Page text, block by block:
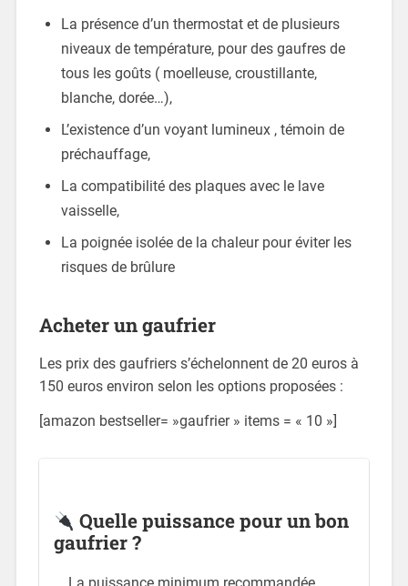
La présence d’un thermostat et de plusieurs
niveaux de température, pour des gaufres de
tous les goûts ( moelleuse, croustillante,
blanche, dorée…),
L’existence d’un voyant lumineux , témoin de
préchauffage,
La compatibilité des plaques avec le lave
vaisselle,
La poignée isolée de la chaleur pour éviter les
risques de brûlure
Acheter un gaufrier
Les prix des gaufriers s’échelonnent de 20 euros à
150 euros environ selon les options proposées :
[amazon bestseller= »gaufrier » items = « 10 »]
Quelle puissance pour un bon
gaufrier ?